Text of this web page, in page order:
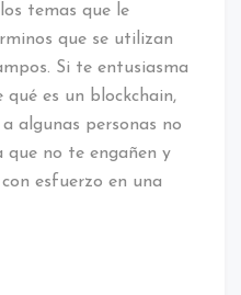
temas que le
que se utilizan
Si te entusiasma
qué es un blockchain,
algunas personas no
que no te engañen y
esfuerzo en una